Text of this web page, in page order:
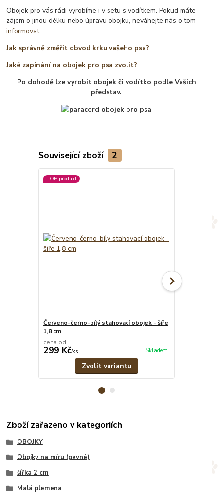
Obojek pro vás rádi vyrobíme i v setu s vodítkem. Pokud máte
zájem o jinou délku nebo úpravu obojku, neváhejte nás o tom
informovat.
Jak správně změřit obvod krku vašeho psa?
Jaké zapínání na obojek pro psa zvolit?
Po dohodě lze vyrobit obojek či vodítko podle Vašich
představ.
Související zboží 2
TOP produkt
Červeno-černo-bílý stahovací obojek - šíře
1,8 cm
cena od
299 Kč/ks Skladem
Zvolit variantu
Zboží zařazeno v kategoriích
OBOJKY
Obojky na míru (pevné)
šířka 2 cm
Malá plemena